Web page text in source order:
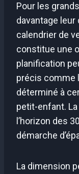
Pour les
davantage leur
calendrier de
constitue une
planification
précis comme
déterminé à
petit-enfant.
l’horizon des
démarche
La dimension